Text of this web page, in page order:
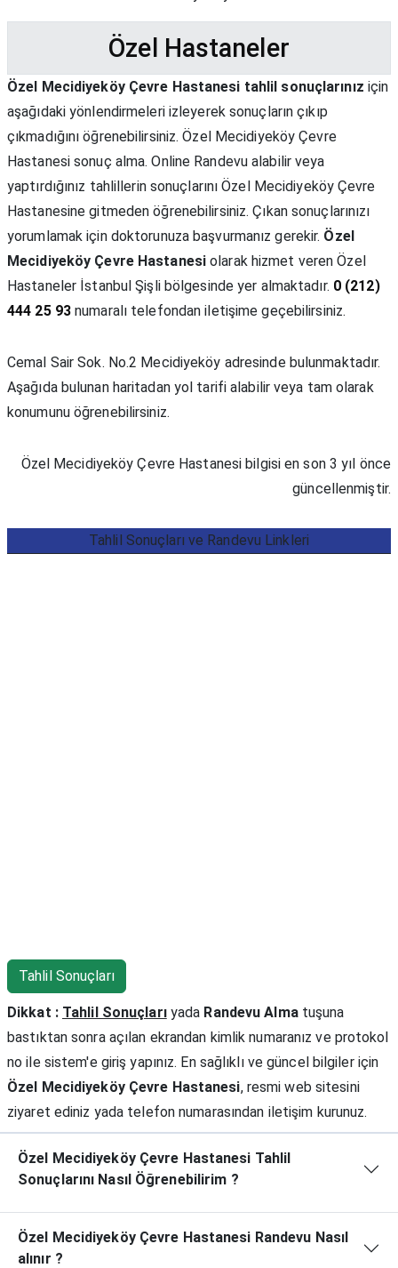
Özel Hastaneler
Özel Mecidiyeköy Çevre Hastanesi tahlil sonuçlarınız için
aşağıdaki yönlendirmeleri izleyerek sonuçların çıkıp
çıkmadığını öğrenebilirsiniz. Özel Mecidiyeköy Çevre
Hastanesi sonuç alma. Online Randevu alabilir veya
yaptırdığınız tahlillerin sonuçlarını Özel Mecidiyeköy Çevre
Hastanesine gitmeden öğrenebilirsiniz. Çıkan sonuçlarınızı
yorumlamak için doktorunuza başvurmanız gerekir. Özel
Mecidiyeköy Çevre Hastanesiolarak hizmet veren Özel
Hastaneler İstanbul Şişli bölgesinde yer almaktadır. 0 (212)
444 25 93 numaralı telefondan iletişime geçebilirsiniz.
Cemal Sair Sok. No.2 Mecidiyeköy adresinde bulunmaktadır.
Aşağıda bulunan haritadan yol tarifi alabilir veya tam olarak
konumunu öğrenebilirsiniz.
Özel Mecidiyeköy Çevre Hastanesi bilgisi en son 3 yıl önce
güncellenmiştir.
Tahlil Sonuçları ve Randevu Linkleri
Tahlil Sonuçları
Dikkat : Tahlil Sonuçlarıyada Randevu Almatuşuna
bastıktan sonra açılan ekrandan kimlik numaranız ve protokol
no ile sistem'e giriş yapınız. En sağlıklı ve güncel bilgiler için
Özel Mecidiyeköy Çevre Hastanesi, resmi web sitesini
ziyaret ediniz yada telefon numarasından iletişim kurunuz.
Özel Mecidiyeköy Çevre Hastanesi Tahlil
Sonuçlarını Nasıl Öğrenebilirim ?
Özel Mecidiyeköy Çevre Hastanesi Randevu Nasıl
alınır ?